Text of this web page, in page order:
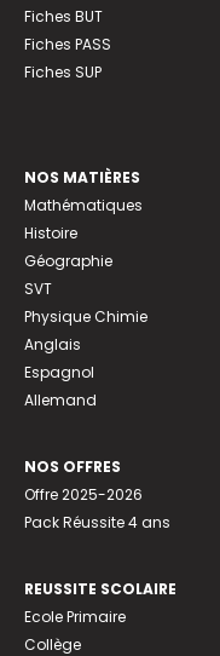
Fiches BUT
Fiches PASS
Fiches SUP
NOS MATIÈRES
Mathématiques
Histoire
Géographie
SVT
Physique Chimie
Anglais
Espagnol
Allemand
NOS OFFRES
Offre 2025-2026
Pack Réussite 4 ans
REUSSITE SCOLAIRE
Ecole Primaire
Collège